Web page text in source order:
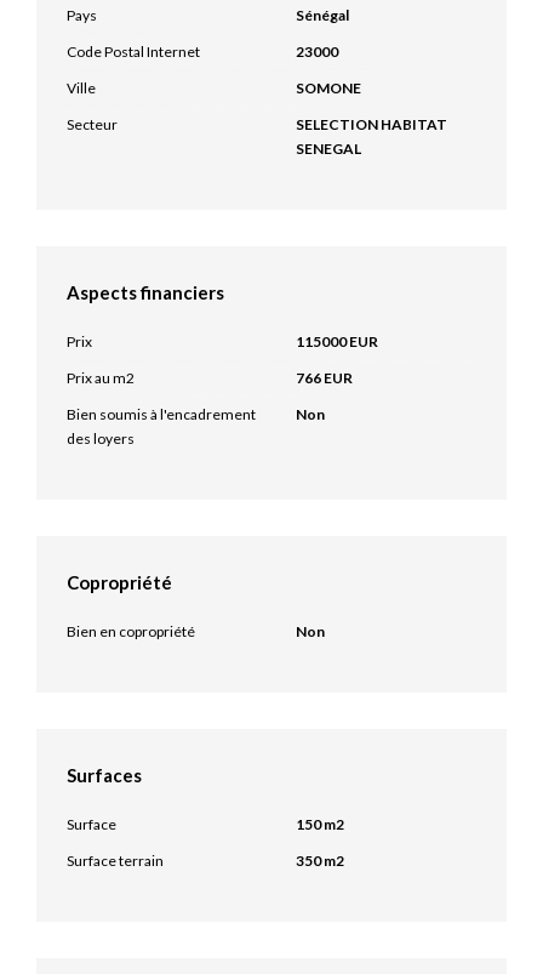
Pays
Sénégal
Code Postal Internet
23000
Ville
SOMONE
Secteur
SELECTION HABITAT
SENEGAL
Aspects financiers
Prix
115000 EUR
Prix au m2
766 EUR
Bien soumis à l'encadrement
des loyers
Non
Copropriété
Bien en copropriété Non
Surfaces
Surface
150 m2
Surface terrain
350 m2